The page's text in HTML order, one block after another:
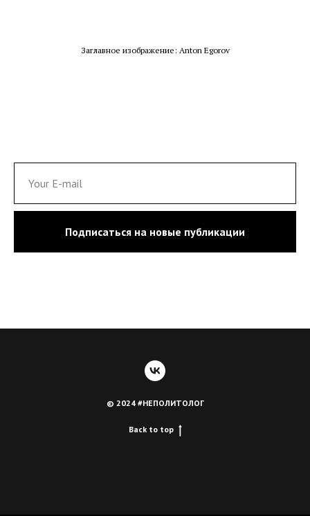
Заглавное изображение: Anton Egorov
Подписаться на новые публикации
© 2024 #НЕПОЛИТОЛОГ
Back to top